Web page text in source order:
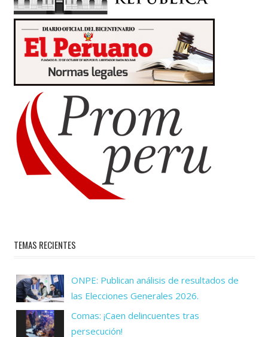
TEMAS RECIENTES
ONPE: Publican análisis de resultados de
las Elecciones Generales 2026.
Comas: ¡Caen delincuentes tras
persecución!